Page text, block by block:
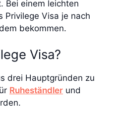
Bei einem leichten
Privilege Visa je nach
bekommen.
Visa?
drei Hauptgründen zu
Ruheständler und